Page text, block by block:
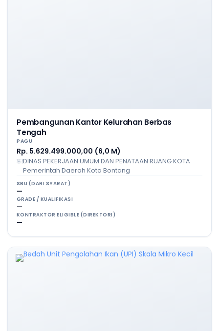
Pembangunan Kantor Kelurahan Berbas
Tengah
PAGU
Rp. 5.629.499.000,00 (6,0 M)
DINAS PEKERJAAN UMUM DAN PENATAAN RUANG KOTA
Pemerintah Daerah Kota Bontang
SBU (DARI SYARAT)
—
GRADE / KUALIFIKASI
—
KONTRAKTOR ELIGIBLE (DIREKTORI)
—